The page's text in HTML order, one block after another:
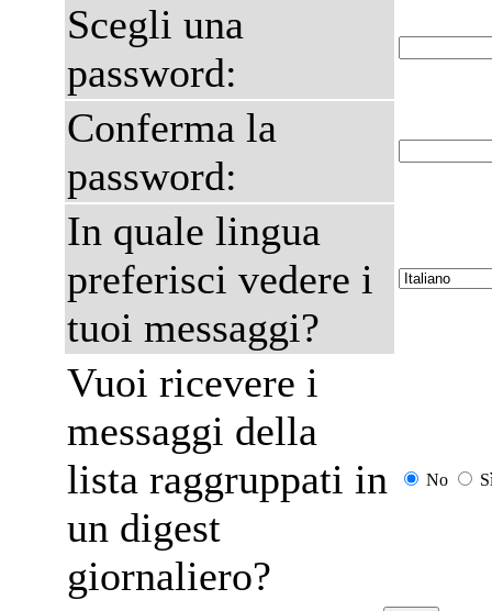
Scegli una
password:
Conferma la
password:
In quale lingua
preferisci vedere i
tuoi messaggi?
Vuoi ricevere i
messaggi della
lista raggruppati in
un digest
giornaliero?
No